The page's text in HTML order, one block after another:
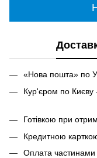
«Нова пошта» по
Кур'єром по Києву
Готівкою при
Кредитною
Оплата